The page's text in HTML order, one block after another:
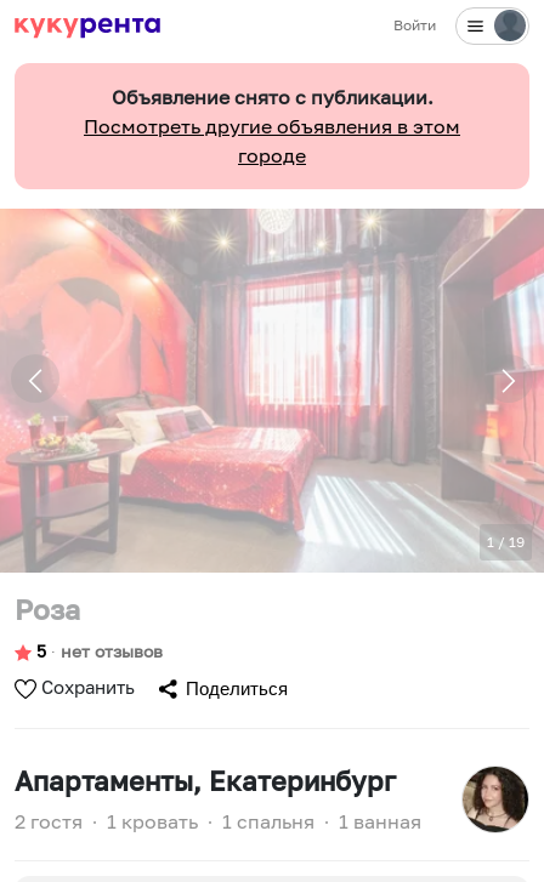
Войти
Объявление снято с публикации.
Посмотреть другие объявления в этом
городе
1 / 19
Роза
5 ∙ нет отзывов
Сохранить Поделиться
Апартаменты, Екатеринбург
2 гостя ∙ 1 кровать ∙ 1 спальня ∙ 1 ванная